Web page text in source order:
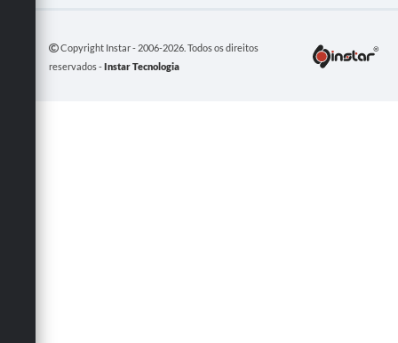
Copyright Instar - 2006-2026. Todos os direitos
reservados -Instar Tecnologia